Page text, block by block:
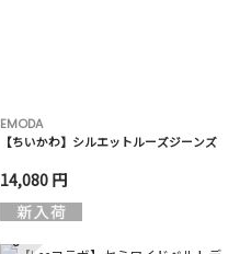
EMODA
【ちいかわ】シルエットルーズジーンズ
14,080 円
8